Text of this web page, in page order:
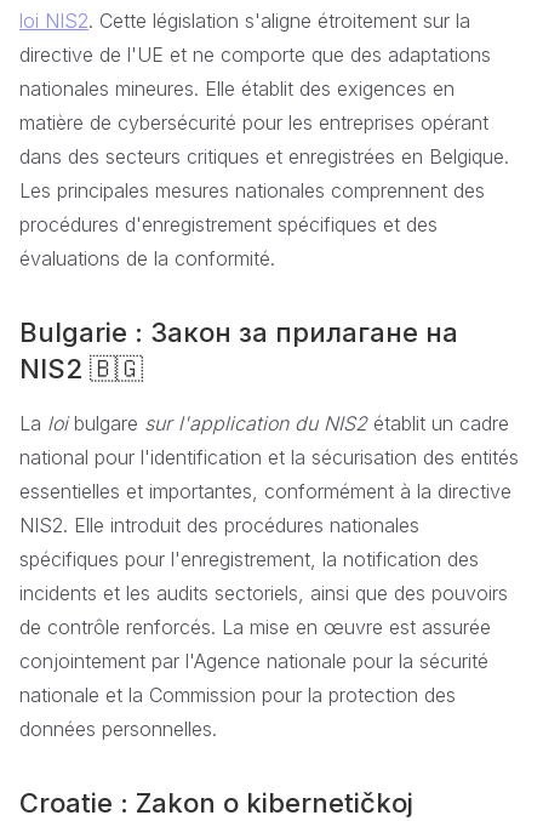
loi NIS2. Cette législation s'aligne étroitement sur la
directive de l'UE et ne comporte que des adaptations
nationales mineures. Elle établit des exigences en
matière de cybersécurité pour les entreprises opérant
dans des secteurs critiques et enregistrées en Belgique.
Les principales mesures nationales comprennent des
procédures d'enregistrement spécifiques et des
évaluations de la conformité.
Bulgarie : Закон за прилагане на
NIS2 🇧🇬
La loibulgare sur l'application du NIS2établit un cadre
national pour l'identification et la sécurisation des entités
essentielles et importantes, conformément à la directive
NIS2. Elle introduit des procédures nationales
spécifiques pour l'enregistrement, la notification des
incidents et les audits sectoriels, ainsi que des pouvoirs
de contrôle renforcés. La mise en œuvre est assurée
conjointement par l'Agence nationale pour la sécurité
nationale et la Commission pour la protection des
données personnelles.
Croatie : Zakon o kibernetičkoj